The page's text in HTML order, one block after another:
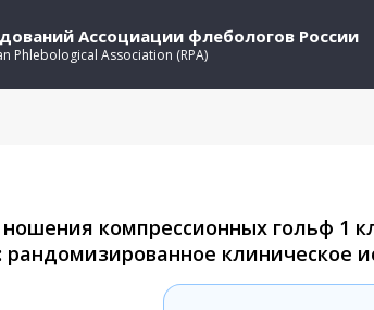
Ассоциации флебологов России
Phlebological Association (RPA)
компрессионных гольф 1
рандомизированное клиническое